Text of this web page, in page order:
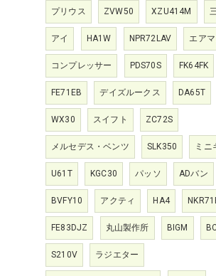
プリウス ZVW50 XZU414M
アイ HA1W NPR72LAV エア
コンプレッサー PDS70S FK64FK
FE71EB デイズルークス DA65T
WX30 スイフト ZC72S
メルセデス・ベンツ SLK350 ミニ
U61T KGC30 パッソ ADバン
BVFY10 アクティ HA4
FE83DJZ 丸山製作所 BIGM
S210V ラジエター